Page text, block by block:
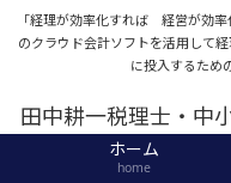
「経理が効率化すれば 経営が効
のクラウド会計ソフトを活用して
に投入するため
田中耕一税理士・中
ホーム
home